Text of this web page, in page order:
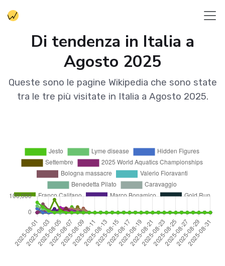
Di tendenza in Italia a
Agosto 2025
Queste sono le pagine Wikipedia che sono state
tra le tre più visitate in Italia a Agosto 2025.